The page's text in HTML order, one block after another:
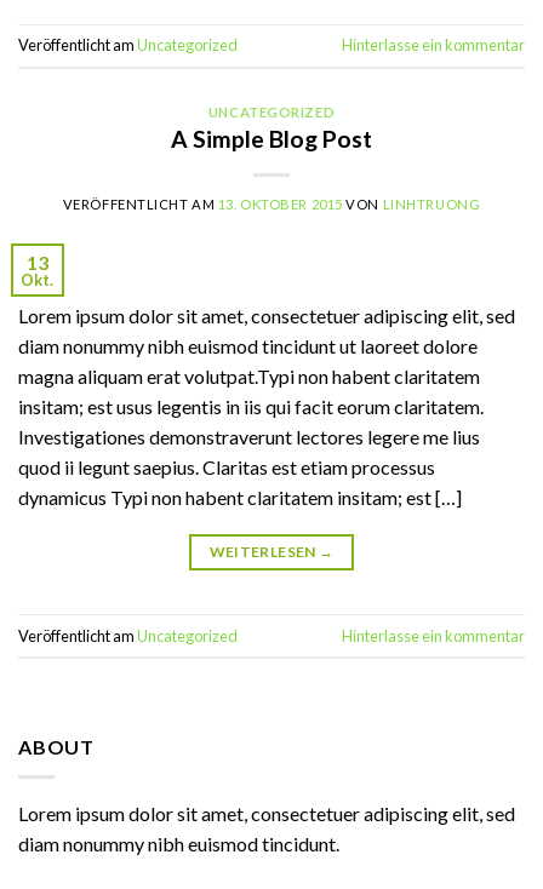
Veröffentlicht amUncategorized Hinterlasse ein kommentar
UNCATEGORIZED
A Simple Blog Post
VERÖFFENTLICHT AM 13. OKTOBER 2015 VON LINHTRUONG
13
Okt.
Lorem ipsum dolor sit amet, consectetuer adipiscing elit, sed
diam nonummy nibh euismod tincidunt ut laoreet dolore
magna aliquam erat volutpat.Typi non habent claritatem
insitam; est usus legentis in iis qui facit eorum claritatem.
Investigationes demonstraverunt lectores legere me lius
quod ii legunt saepius. Claritas est etiam processus
dynamicus Typi non habent claritatem insitam; est […]
WEITERLESEN →
Veröffentlicht amUncategorized Hinterlasse ein kommentar
ABOUT
Lorem ipsum dolor sit amet, consectetuer adipiscing elit, sed
diam nonummy nibh euismod tincidunt.